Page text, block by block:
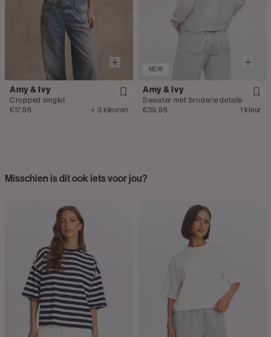
Amy & Ivy
Cropped singlet
€17.95
+ 3 kleuren
NEW
Amy & Ivy
Sweater met broderie details
€39.95
1 kleur
Misschien is dit ook iets voor jou?